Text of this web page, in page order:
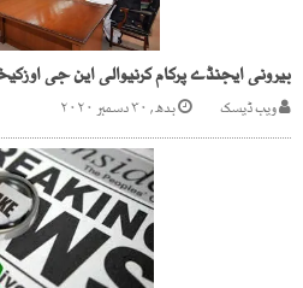
بیرونی ایجنڈے پرکام کرنیوالی این جی
ویب ڈیسک بدھ, ۳۰ دسمبر ۲۰۲۰